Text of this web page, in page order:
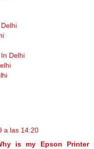
Delhi
a las 14:20
is my Epson Printer